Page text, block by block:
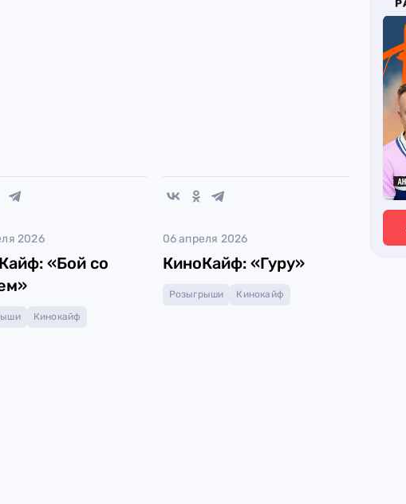
2026
«Бой со
Кинокайф
06 апреля 2026
КиноКайф: «Гуру»
Розыгрыши Кинокайф